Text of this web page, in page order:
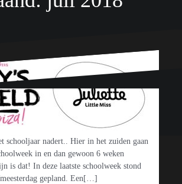
Juliette X Elvy’s
Ibiza
voor de juf of
van Prachtig Kado
Gifts
schooljaar nadert.. Hier in het zuiden gaan
in en dan gewoon 6 weken
is dat! In deze laatste schoolweek stond
gepland. Een[…]
WordPress Thema: door Themeisle.